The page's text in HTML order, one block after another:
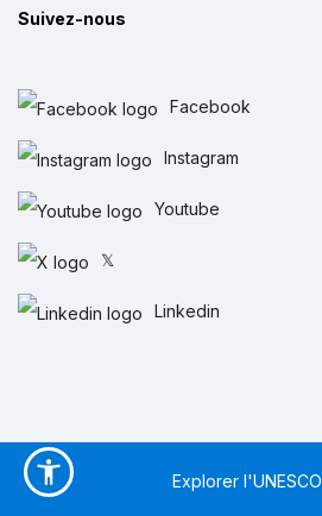
Suivez-nous
Facebook
Instagram
Youtube
𝕏
Linkedin
Explorer l'UNESCO